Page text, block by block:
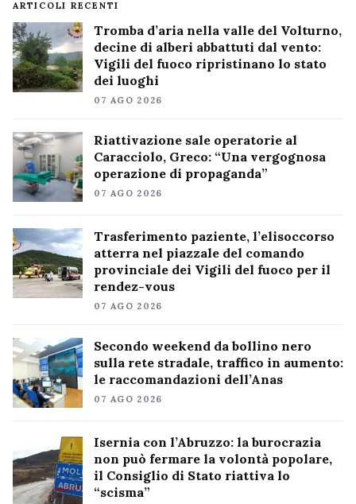
ARTICOLI RECENTI
Tromba d’aria nella valle del Volturno,
decine di alberi abbattuti dal vento:
Vigili del fuoco ripristinano lo stato
dei luoghi
07 AGO 2026
Riattivazione sale operatorie al
Caracciolo, Greco: “Una vergognosa
operazione di propaganda”
07 AGO 2026
Trasferimento paziente, l’elisoccorso
atterra nel piazzale del comando
provinciale dei Vigili del fuoco per il
rendez-vous
07 AGO 2026
Secondo weekend da bollino nero
sulla rete stradale, traffico in aumento:
le raccomandazioni dell’Anas
07 AGO 2026
Isernia con l’Abruzzo: la burocrazia
non può fermare la volontà popolare,
il Consiglio di Stato riattiva lo
“scisma”